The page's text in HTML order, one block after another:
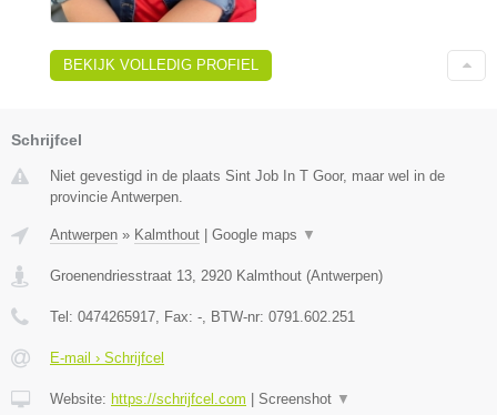
BEKIJK VOLLEDIG PROFIEL
Schrijfcel
Niet gevestigd in de plaats Sint Job In T Goor, maar wel in de
provincie Antwerpen.
Antwerpen » Kalmthout Google maps ▼
Groenendriesstraat 13, 2920 Kalmthout (Antwerpen)
Tel: 0474265917, Fax: -, BTW-nr: 0791.602.251
E-mail › Schrijfcel
Website: https://schrijfcel.com Screenshot ▼